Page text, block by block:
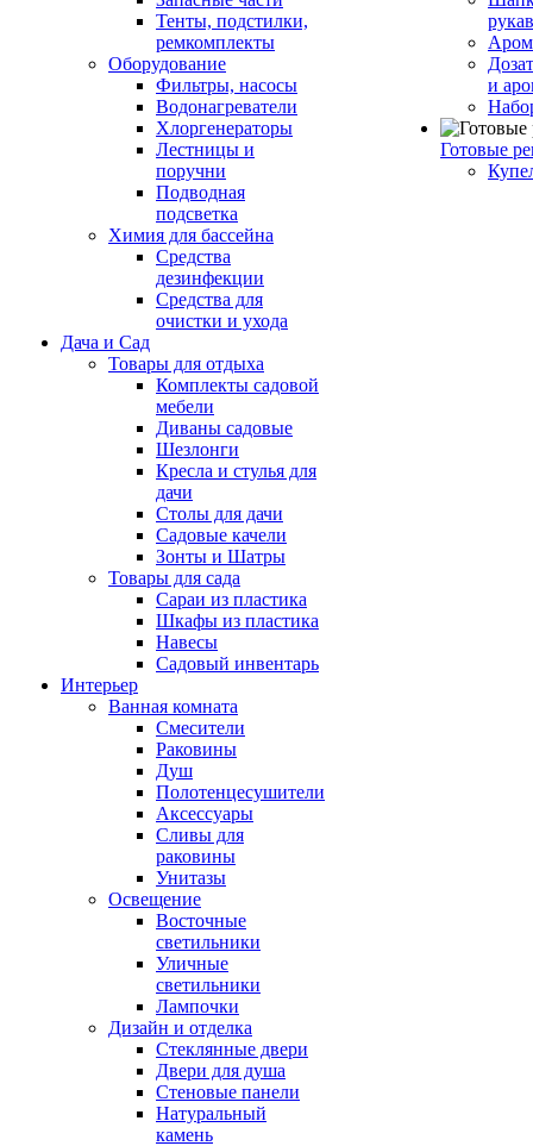
Тенты, подстилки,
ремкомплекты
Оборудование
Фильтры, насосы
Водонагреватели
Хлоргенераторы
Лестницы и
поручни
Подводная
подсветка
Химия для бассейна
Средства
дезинфекции
Средства для
очистки и ухода
Дача и Сад
Товары для отдыха
Комплекты садовой
мебели
Диваны садовые
Шезлонги
Кресла и стулья для
дачи
Столы для дачи
Садовые качели
Зонты и Шатры
Товары для сада
Сараи из пластика
Шкафы из пластика
Навесы
Садовый инвентарь
Интерьер
Ванная комната
Смесители
Раковины
Душ
Полотенцесушители
Аксессуары
Сливы для
раковины
Унитазы
Освещение
Восточные
светильники
Уличные
светильники
Лампочки
Дизайн и отделка
Стеклянные двери
Двери для душа
Стеновые панели
Натуральный
камень
и
Готовые